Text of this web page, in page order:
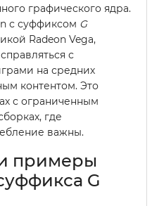
графического ядра.
с суффиксом G
Radeon Vega,
с
на средних
контентом. Это
с ограниченным
где
важны.
примеры
G